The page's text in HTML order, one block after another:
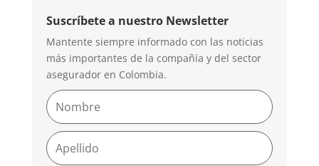
Suscríbete a nuestro Newsletter
Mantente siempre informado con las noticias
más importantes de la compañía y del sector
asegurador en Colombia.